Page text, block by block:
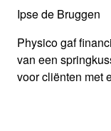
Ipse de Bruggen
Physico gaf
van een
voor cliënten met